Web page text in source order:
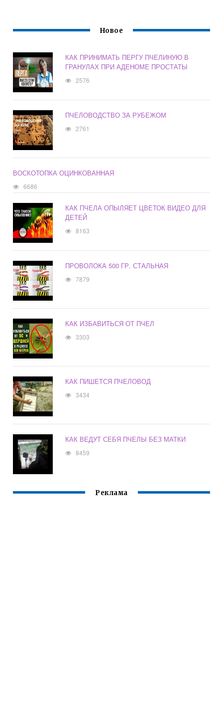
Новое
КАК ПРИНИМАТЬ ПЕРГУ ПЧЕЛИНУЮ В
ГРАНУЛАХ ПРИ АДЕНОМЕ ПРОСТАТЫ
2576
ПЧЕЛОВОДСТВО ЗА РУБЕЖОМ
2761
ВОСКОТОПКА ОЦИНКОВАННАЯ
6686
КАК ПЧЕЛА ОПЫЛЯЕТ ЦВЕТОК ВИДЕО ДЛЯ
ДЕТЕЙ
8163
ПРОВОЛОКА 500 ГР. СТАЛЬНАЯ
7879
КАК ИЗБАВИТЬСЯ ОТ ПЧЕЛ
3303
КАК ПИШЕТСЯ ПЧЕЛОВОД
3434
КАК ВЕДУТ СЕБЯ ПЧЕЛЫ БЕЗ МАТКИ
8459
Реклама